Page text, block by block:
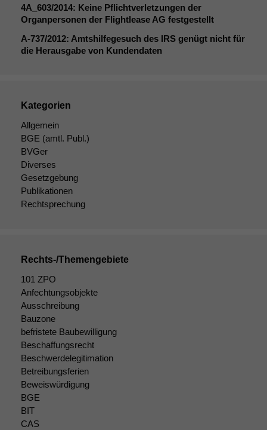
4A_603/2014: Keine Pflichtverletzungen der
Organpersonen der Flightlease AG festgestellt
A‑737/2012: Amtshilfegesuch des IRS genügt nicht für
die Herausgabe von Kundendaten
Kategorien
Allgemein
BGE (amtl. Publ.)
BVGer
Diverses
Gesetzgebung
Publikationen
Rechtsprechung
Rechts-/Themengebiete
101 ZPO
Anfechtungsobjekte
Ausschreibung
Bauzone
befristete Baubewilligung
Beschaffungsrecht
Beschwerdelegitimation
Betreibungsferien
Beweiswürdigung
BGE
BIT
CAS